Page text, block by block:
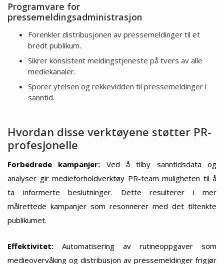
Programvare for
pressemeldingsadministrasjon
Forenkler distribusjonen av pressemeldinger til et
bredt publikum.
Sikrer konsistent meldingstjeneste på tvers av alle
mediekanaler.
Sporer ytelsen og rekkevidden til pressemeldinger i
sanntid.
Hvordan disse verktøyene støtter PR-
profesjonelle
Forbedrede kampanjer: Ved å tilby sanntidsdata og
analyser gir medieforholdverktøy PR-team muligheten til å
ta informerte beslutninger. Dette resulterer i mer
målrettede kampanjer som resonnerer med det tiltenkte
publikumet.
Effektivitet: Automatisering av rutineoppgaver som
medieovervåking og distribusjon av pressemeldinger frigjør